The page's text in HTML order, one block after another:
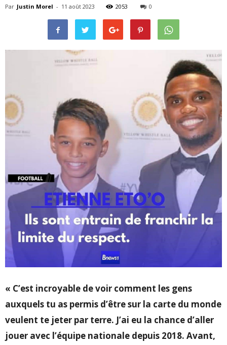
Par Justin Morel - 11 août 2023 2053 0
« C’est incroyable de voir comment les gens
auxquels tu as permis d’être sur la carte du monde
veulent te jeter par terre. J’ai eu la chance d’aller
jouer avec l’équipe nationale depuis 2018. Avant,